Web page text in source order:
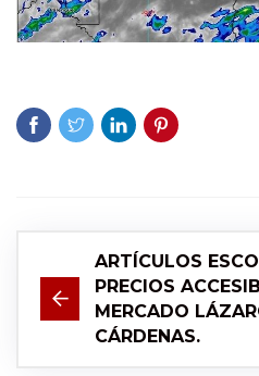
ARTÍCULOS
PRECIOS
MERCADO
CÁRDENAS.